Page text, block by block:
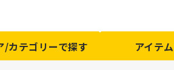
/カテゴリーで探す アイテム